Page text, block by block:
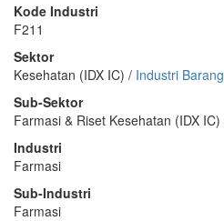
Kode Industri
F211
Sektor
Kesehatan (IDX IC) / Industri
Sub-Sektor
Farmasi & Riset Kesehatan (IDX IC)
Industri
Farmasi
Sub-Industri
Farmasi